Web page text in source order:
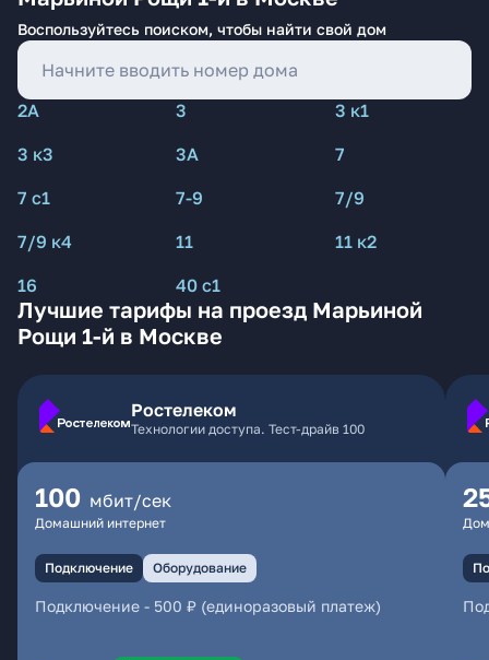
Воспользуйтесь поиском, чтобы найти свой дом
2А 3
3 к1
3 к3
3А
7
7 с1
7-9
7/9
7/9 к4
11
11 к2
16
40 с1
Лучшие тарифы на проезд Марьиной
Рощи 1-й в Москве
Ростелеком
Технологии доступа. Тест-драйв 100
100 мбит/сек
Домашний интернет
Подключение Оборудование
Подключение - 500 ₽ (единоразовый платеж)